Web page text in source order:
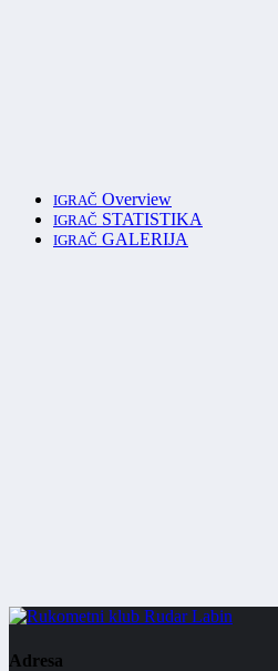
IGRAČ Overview
IGRAČ STATISTIKA
IGRAČ GALERIJA
Adresa